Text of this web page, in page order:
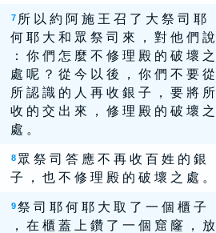
7 所 以 約 阿 施 王 召 了 大 祭 司 耶
何 耶 大 和 眾 祭 司 來 ， 對 他 們 說
： 你 們 怎 麼 不 修 理 殿 的 破 壞 之
處 呢 ？ 從 今 以 後 ， 你 們 不 要 從
所 認 識 的 人 再 收 銀 子 ， 要 將 所
收 的 交 出 來 ， 修 理 殿 的 破 壞 之
處 。
8 眾 祭 司 答 應 不 再 收 百 姓 的 銀
子 ， 也 不 修 理 殿 的 破 壞 之 處 。
9 祭 司 耶 何 耶 大 取 了 一 個 櫃 子
， 在 櫃 蓋 上 鑽 了 一 個 窟 窿 ， 放